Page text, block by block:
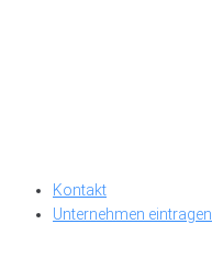
Kontakt
Unternehmen eintragen